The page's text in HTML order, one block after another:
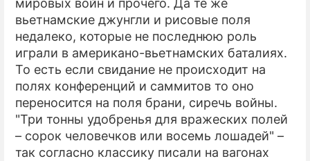
мировых войн и прочего. Да те же
вьетнамские джунгли и рисовые поля
недалеко, которые не последнюю роль
играли в американо-вьетнамских баталиях.
То есть если свидание не происходит на
полях конференций и саммитов то оно
переносится на поля брани, сиречь войны.
"Три тонны удобренья для вражеских полей
– сорок человечков или восемь лошадей" –
так согласно классику писали на вагонах